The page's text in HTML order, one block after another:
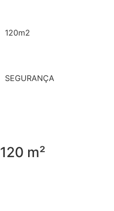
120m2
SEGURANÇA
120 m²